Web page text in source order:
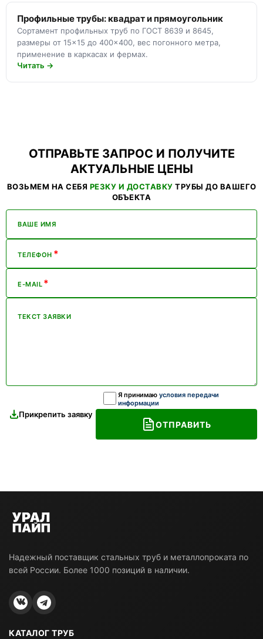
Профильные трубы: квадрат и прямоугольник
Сортамент профильных труб по ГОСТ 8639 и 8645,
размеры от 15×15 до 400×400, вес погонного метра,
применение в каркасах и фермах.
Читать →
ОТПРАВЬТЕ ЗАПРОС И ПОЛУЧИТЕ
АКТУАЛЬНЫЕ ЦЕНЫ
ВОЗЬМЕМ НА СЕБЯ РЕЗКУ И ДОСТАВКУ ТРУБЫ ДО ВАШЕГО
ОБЪЕКТА
ВАШЕ ИМЯ
ТЕЛЕФОН *
E-MAIL *
ТЕКСТ ЗАЯВКИ
Прикрепить заявку
Я принимаю условия передачи
информации
ОТПРАВИТЬ
Надежный поставщик стальных труб и металлопроката по
всей России. Более 1000 позиций в наличии.
КАТАЛОГ ТРУБ